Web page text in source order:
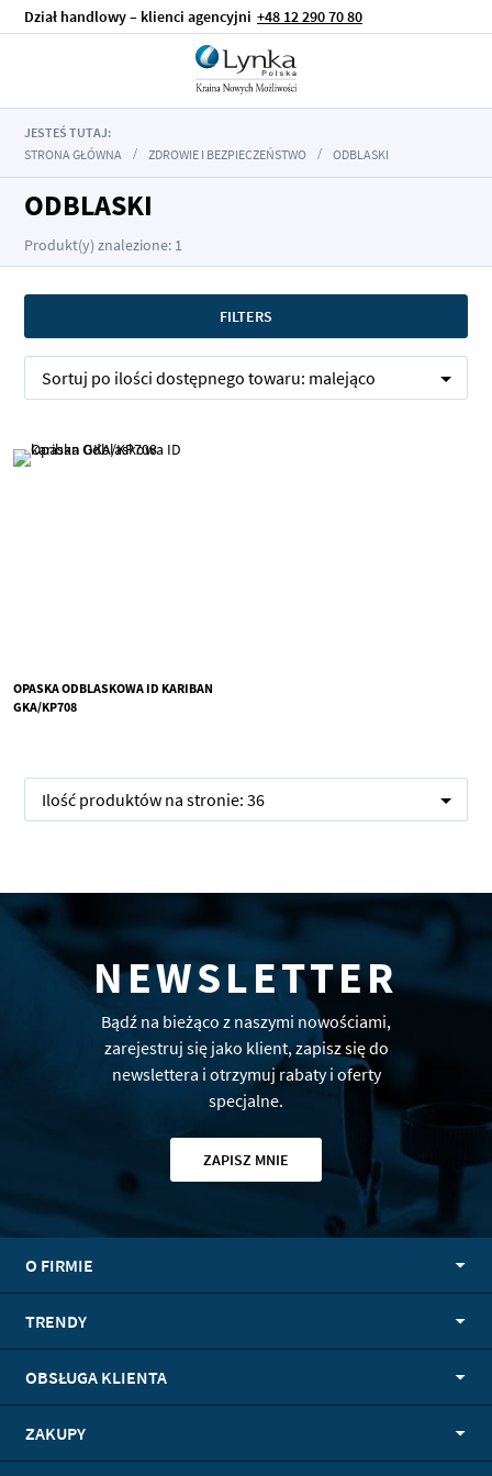
Dział handlowy – klienci agencyjni +48 12 290 70 80
JESTEŚ TUTAJ:
STRONA GŁÓWNA
ZDROWIE I BEZPIECZEŃSTWO ODBLASKI
ODBLASKI
Produkt(y) znalezione: 1
FILTERS
Sortuj po ilości dostępnego towaru: malejąco
OPASKA ODBLASKOWA ID KARIBAN
GKA/KP708
Ilość produktów na stronie: 36
NEWSLETTER
Bądź na bieżąco z naszymi nowościami,
zarejestruj się jako klient, zapisz się do
newslettera i otrzymuj rabaty i oferty
specjalne.
ZAPISZ MNIE
O FIRMIE
TRENDY
OBSŁUGA KLIENTA
ZAKUPY